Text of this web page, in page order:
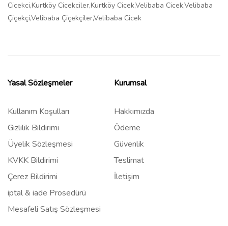
Cicekci,Kurtköy Cicekciler,Kurtköy Cicek,Velibaba Cicek,Velibaba
Çiçekçi,Velibaba Çiçekçiler,Velibaba Cicek
Yasal Sözleşmeler
Kullanım Koşulları
Gizlilik Bildirimi
Üyelik Sözleşmesi
KVKK Bildirimi
Çerez Bildirimi
iptal & iade Prosedürü
Mesafeli Satış Sözleşmesi
Kurumsal
Hakkımızda
Ödeme
Güvenlik
Teslimat
İletişim